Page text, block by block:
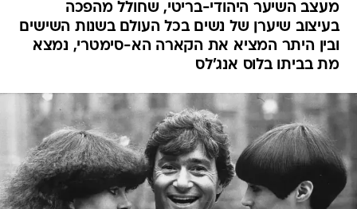
מעצב השיער היהודי-בריטי, שחולל מהפכה
בעיצוב שיערן של נשים בכל העולם בשנות השישים
ובין היתר המציא את הקארה הא-סימטרי, נמצא
מת בביתו בלוס אנג'לס